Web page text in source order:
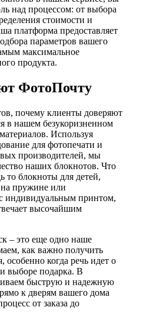
над процессом: от выбора
стоимости и
платформа предоставляет
параметров вашего
максимальное
продукта.
ФотоПочту
почему клиенты доверяют
в нашем безукоризненном
Используя
для фотопечати и
производителей, мы
наших блокнотов. Что
то блокноты для детей,
пружине или
индивидуальным принтом,
высочайшим
– это еще одно наше
как важно получить
особенно когда речь идет о
выборе подарка. В
быструю и надежную
к дверям вашего дома
от заказа до